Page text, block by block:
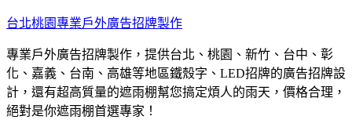
跳
主
要
內
容
台北桃園專業戶外廣告招牌製作
專業戶外廣告招牌製作，提供台北、桃園、新竹、台中、彰
化、嘉義、台南、高雄等地區鐵殼字、LED招牌的廣告招牌設
計，還有超高質量的遮雨棚幫您搞定煩人的雨天，價格合理，
絕對是你遮雨棚首選專家！